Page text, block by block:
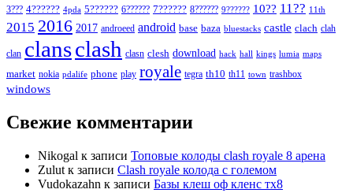
3??? 4?????? 4pda 5?????? 6?????? 7?????? 8?????? 9?????? 10?? 11?? 11th
2015 2016 2017 androeed android base baza bluestacks castle clach clah
clan clansclash clasn clesh download hack hall kings lumia maps
market nokia pdalife phone play royale tegra th10 th11 town trashbox
windows
Свежие комментарии
Nikogal к записи Топовые колоды clash royale 8 арена
Zulut к записи Clash royale колода с големом
Vudokazahn к записи Базы клеш оф кленс тх8